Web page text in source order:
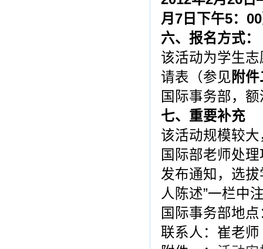
月7 日下午5：00
六、报名方式：
该活动为学生
请表（参见附
国际事务部，
七、重要补充
该活动规模较
国际部老师处
发布通知，选
人陈述”一栏中
国际事务部地
联系人：崔老